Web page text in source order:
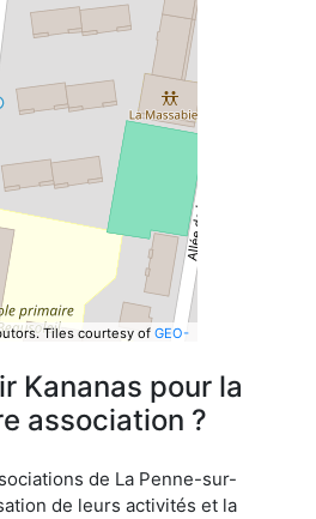
Tiles courtesy of GEO-
Kananas pour la
association ?
de La Penne-sur-
de leurs activités et la